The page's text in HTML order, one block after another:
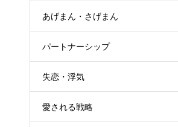
あげまん・さげまん
パートナーシップ
失恋・浮気
愛される戦略